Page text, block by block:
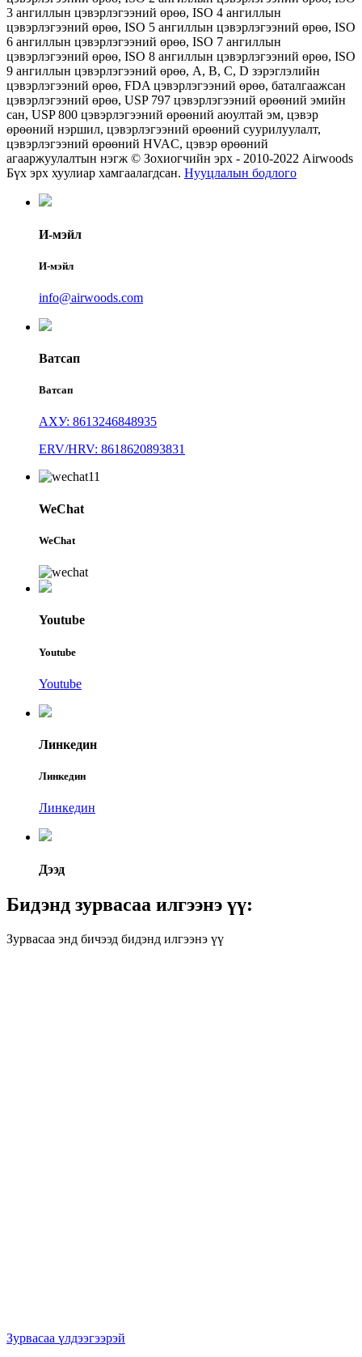
3 ангиллын цэвэрлэгээний өрөө, ISO 4 ангиллын
цэвэрлэгээний өрөө, ISO 5 ангиллын цэвэрлэгээний өрөө, ISO
6 ангиллын цэвэрлэгээний өрөө, ISO 7 ангиллын
цэвэрлэгээний өрөө, ISO 8 ангиллын цэвэрлэгээний өрөө, ISO
9 ангиллын цэвэрлэгээний өрөө, А, В, С, D зэрэглэлийн
цэвэрлэгээний өрөө, FDA цэвэрлэгээний өрөө, баталгаажсан
цэвэрлэгээний өрөө, USP 797 цэвэрлэгээний өрөөний эмийн
сан, USP 800 цэвэрлэгээний өрөөний аюултай эм, цэвэр
өрөөний нэршил, цэвэрлэгээний өрөөний суурилуулалт,
цэвэрлэгээний өрөөний HVAC, цэвэр өрөөний
агааржуулалтын нэгж © Зохиогчийн эрх - 2010-2022 Airwoods
Бүх эрх хуулиар хамгаалагдсан. Нууцлалын бодлого
И-мэйл
И-мэйл
info@airwoods.com
Ватсап
Ватсап
АХУ: 8613246848935
ERV/HRV: 8618620893831
WeChat
WeChat
Youtube
Youtube
Youtube
Линкедин
Линкедин
Линкедин
Дээд
Бидэнд зурвасаа илгээнэ үү:
Зурвасаа энд бичээд бидэнд илгээнэ үү
Зурвасаа үлдээгээрэй